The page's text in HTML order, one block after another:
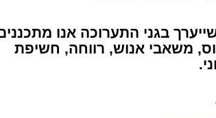
בגני התערוכה אנו
– גיוס, משאבי אנוש, רווחה, חשיפת